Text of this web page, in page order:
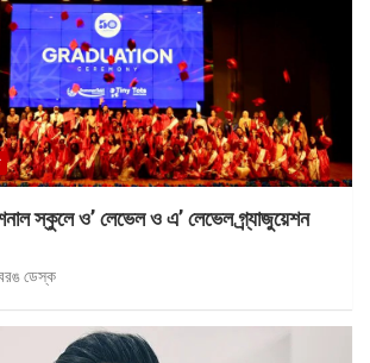
স্কুলে ও’ লেভেল ও এ’ লেভেল গ্র্যাজুয়েশন
ডেস্ক